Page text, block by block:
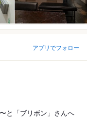
アプリでフォロー
と「ブリボン」さんへ